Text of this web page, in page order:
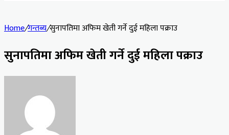
Home/गन्तब्य/सुनापतिमा अफिम खेती गर्ने दुई महिला पक्राउ
सुनापतिमा अफिम खेती गर्ने दुई महिला पक्राउ